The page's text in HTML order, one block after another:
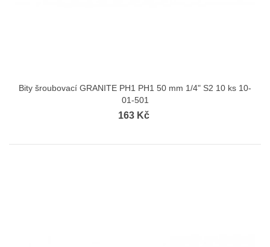
Bity šroubovací GRANITE PH1 PH1 50 mm 1/4" S2 10 ks 10-
01-501
163 Kč